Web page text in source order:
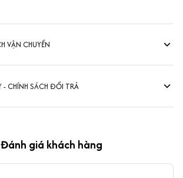
VẬN CHUYỂN
- CHÍNH SÁCH ĐỔI TRẢ
Đánh giá khách hàng